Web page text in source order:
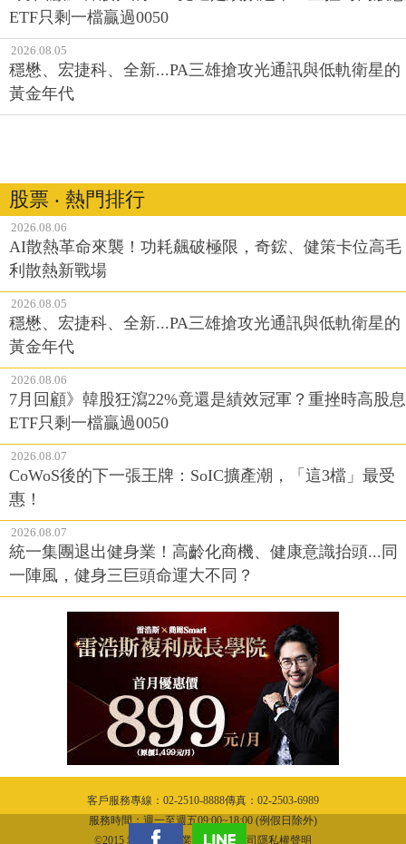
ETF只剩一檔贏過0050
2026.08.05
穩懋、宏捷科、全新...PA三雄搶攻光通訊與低軌衛星的
黃金年代
股票 ‧ 熱門排行
2026.08.06
AI散熱革命來襲！功耗飆破極限，奇鋐、健策卡位高毛
利散熱新戰場
2026.08.05
穩懋、宏捷科、全新...PA三雄搶攻光通訊與低軌衛星的
黃金年代
2026.08.06
7月回顧》韓股狂瀉22%竟還是績效冠軍？重挫時高股息
ETF只剩一檔贏過0050
2026.08.07
CoWoS後的下一張王牌：SoIC擴產潮，「這3檔」最受
惠！
2026.08.07
統一集團退出健身業！高齡化商機、健康意識抬頭...同
一陣風，健身三巨頭命運大不同？
客戶服務專線：02-2510-8888傳真：02-2503-6989
服務時間：週一至週五09:00~18:00 (例假日除外)
©2015 城邦文化事業股份有限公司隱私權聲明